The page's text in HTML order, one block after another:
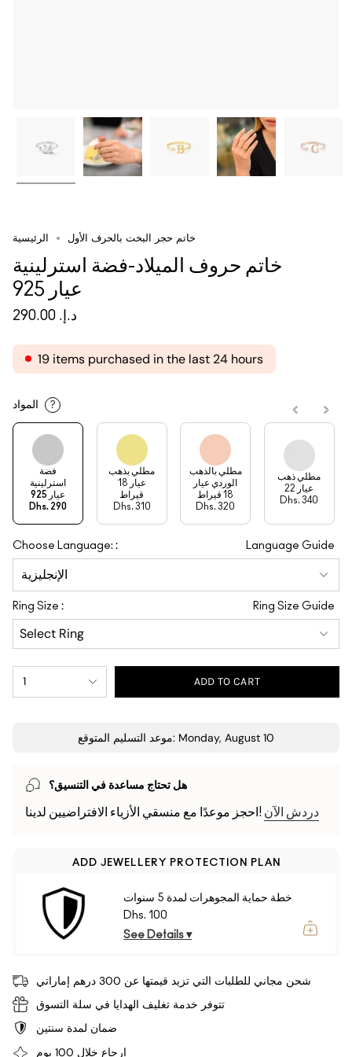
الرئيسية خاتم حجر البخت بالحرف الأول
خاتم حروف الميلاد-فضة استرلينية
عيار 925
د.إ.‏ 290.00
19 items purchased in the last 24 hours
?
فضة
استرلينية
عيار 925
Dhs. 290
مطلي بذهب
عيار 18
قيراط
Dhs. 310
مطلي بالذهب
الوردي عيار
18 قيراط
Dhs. 320
مطلي ذهب
عيار 22
Dhs. 340
Choose Language: : Language Guide
Ring Size : Ring Size Guide
1 ADD TO CART
موعد التسليم المتوقع: Monday, August 10
هل تحتاج مساعدة في التنسيق؟
احجز موعدًا مع منسقي الأزياء الافتراضيين لدينا! دردش الآن
ADD JEWELLERY PROTECTION PLAN
خطة حماية المجوهرات لمدة 5 سنوات
Dhs. 100
See Details ▾
شحن مجاني للطلبات التي تزيد قيمتها عن 300 درهم إماراتي
تتوفر خدمة تغليف الهدايا في سلة التسوق
ضمان لمدة سنتين
إرجاع خلال 100 يوم